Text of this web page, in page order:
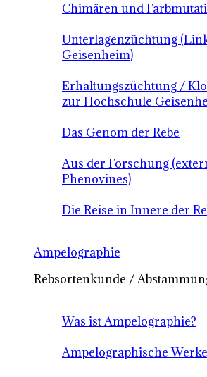
Chimären und
Unterlagenzüchtung
Geisenheim)
Erhaltungszüchtung /
zur Hochschule
Das Genom der Rebe
Aus der Forschung
Phenovines)
Die Reise in Innere der
Ampelographie
Rebsortenkunde /
Was ist Ampelographie?
Ampelographische Werke